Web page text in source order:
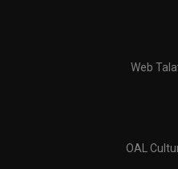
Web
OAL